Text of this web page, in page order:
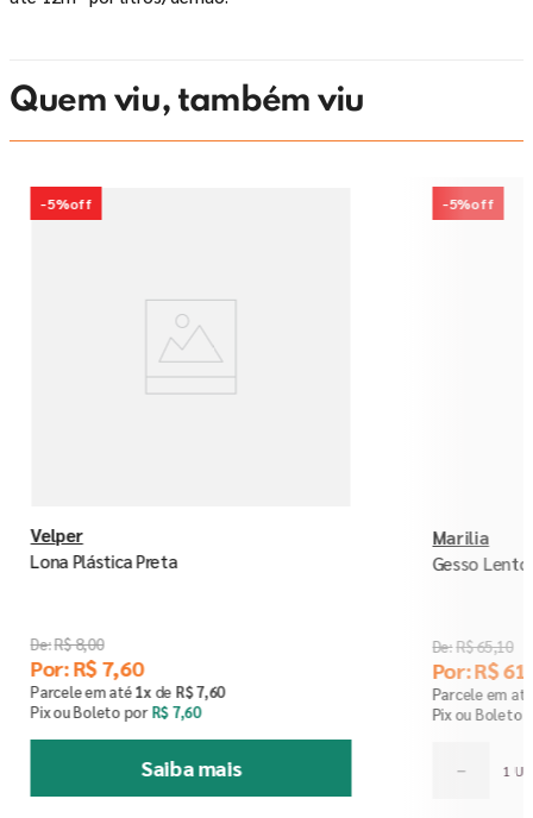
Quem viu, também viu
-5%off
Velper
Lona Plástica Preta
R$8,00
Por:R$7,60
Parcele em até1x de R$7,60
Pix ou Boleto porR$ 7,60
Saiba mais
-5%off
Marilia
Gesso Lento
R$65,10
Por:R$61
Parcele em
Pix ou Boleto
－